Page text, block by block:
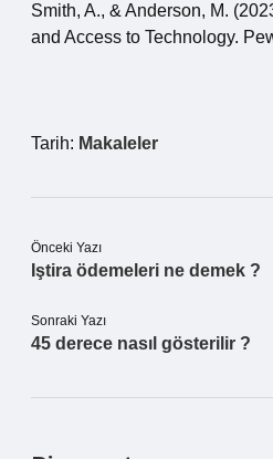
Smith, A., & Anderson, M.
and Access to Technology.
Tarih: Makaleler
Önceki Yazı
Iştira ödemeleri ne demek ?
Sonraki Yazı
45 derece nasıl gösterilir ?